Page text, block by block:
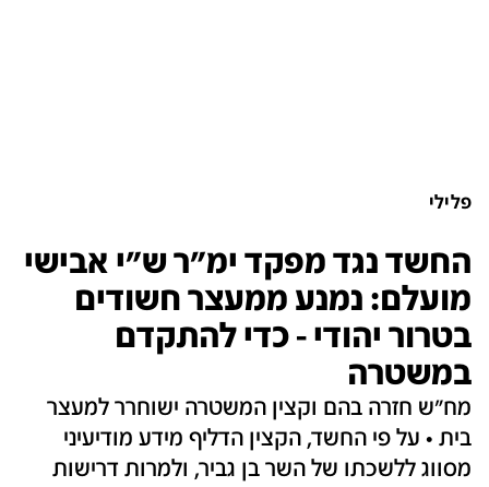
פלילי
החשד נגד מפקד ימ"ר ש"י אבישי
מועלם: נמנע ממעצר חשודים
בטרור יהודי - כדי להתקדם
במשטרה
מח"ש חזרה בהם וקצין המשטרה ישוחרר למעצר
בית • על פי החשד, הקצין הדליף מידע מודיעיני
מסווג ללשכתו של השר בן גביר, ולמרות דרישות